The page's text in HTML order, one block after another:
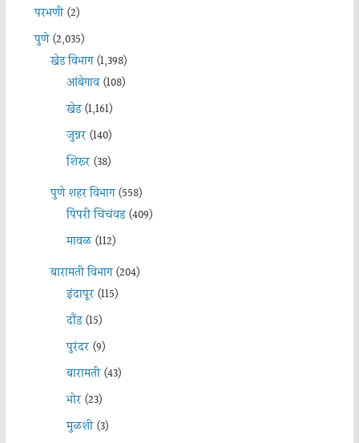
परभणी(2)
पुणे(2,035)
खेड विभाग(1,398)
आंबेगाव(108)
खेड(1,161)
जुन्नर(140)
शिरूर(38)
पुणे शहर विभाग(558)
पिंपरी चिचंवड(409)
मावळ(112)
बारामती विभाग(204)
इंदापूर(115)
दौंड(15)
पुरंदर(9)
बारामती(43)
भोर(23)
मुळशी(3)